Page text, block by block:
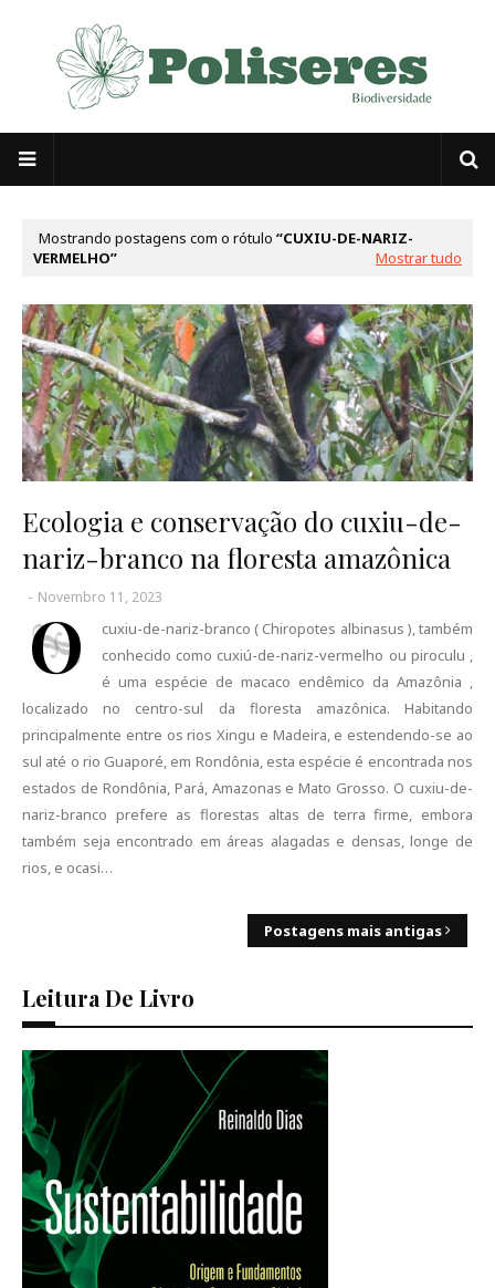
Mostrando postagens com o rótulo
CUXIU-DE-NARIZ-
VERMELHO
Mostrar tudo
Ecologia e conservação do cuxiu-de-
nariz-branco na floresta amazônica
- Novembro 11, 2023
O
cuxiu-de-nariz-branco ( Chiropotes albinasus ), também
conhecido como cuxiú-de-nariz-vermelho ou piroculu ,
é uma espécie de macaco endêmico da Amazônia ,
localizado no centro-sul da floresta amazônica. Habitando
principalmente entre os rios Xingu e Madeira, e estendendo-se ao
sul até o rio Guaporé, em Rondônia, esta espécie é encontrada nos
estados de Rondônia, Pará, Amazonas e Mato Grosso. O cuxiu-de-
nariz-branco prefere as florestas altas de terra firme, embora
também seja encontrado em áreas alagadas e densas, longe de
rios, e ocasi…
Postagens mais antigas
Leitura De Livro